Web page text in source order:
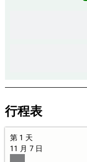
行程表
第 1 天
11 月 7 日